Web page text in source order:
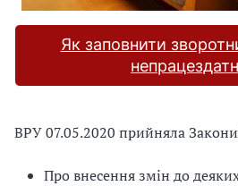
Як заповнити
ВРУ 07.05.2020 прийняла
Про внесення змін до